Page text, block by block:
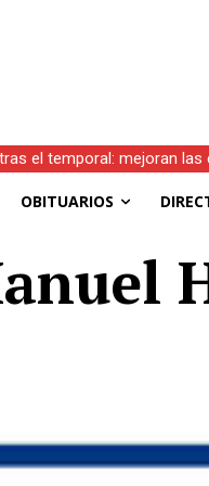
el temporal: mejoran
OBITUARIOS